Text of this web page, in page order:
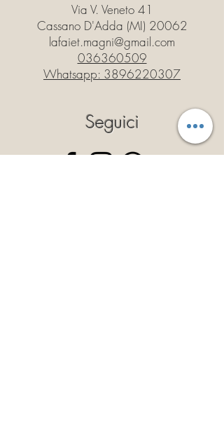
Via V. Veneto 41
Cassano D'Adda (MI) 20062
lafaiet.magni@gmail.com
036360509
Whatsapp: 3896220307
Seguici